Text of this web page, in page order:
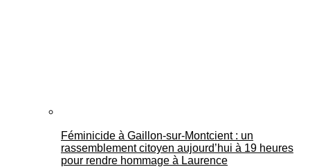
Féminicide à Gaillon‑sur‑Montcient : un
rassemblement citoyen aujourd’hui à 19 heures
pour rendre hommage à Laurence